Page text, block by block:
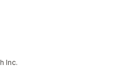
Inc.